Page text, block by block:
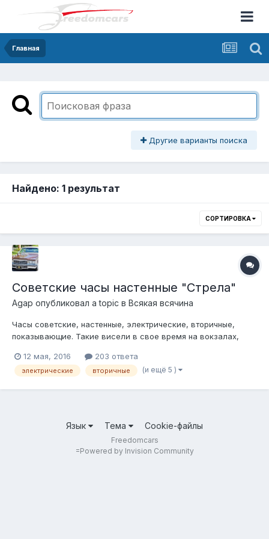
Главная
Другие варианты поиска
Найдено: 1 результат
СОРТИРОВКА
Советские часы настенные "Стрела"
Agap опубликовал a topic в Всякая всячина
Часы советские, настенные, электрические, вторичные,
показывающие. Такие висели в свое время на вокзалах,
просто циферблат со стрелками, толпой вторичных часов
управляли первичные часы, т.е. все часы в здании
12 мая, 2016 203 ответа
электрические вторичные (и ещё 5 )
Язык Тема Cookie-файлы
Freedomcars
=Powered by Invision Community